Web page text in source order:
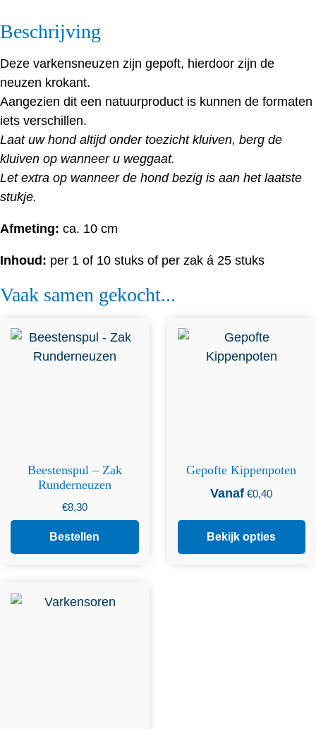
Beschrijving
Deze varkensneuzen zijn gepoft, hierdoor zijn de
neuzen krokant.
Aangezien dit een natuurproduct is kunnen de formaten
iets verschillen.
Laat uw hond altijd onder toezicht kluiven, berg de
kluiven op wanneer u weggaat.
Let extra op wanneer de hond bezig is aan het laatste
stukje.
Afmeting: ca. 10 cm
Inhoud: per 1 of 10 stuks of per zak á 25 stuks
Vaak samen gekocht...
Beestenspul – Zak
Runderneuzen
€8,30
Bestellen
Gepofte Kippenpoten
Vanaf €0,40
Bekijk opties
meerdere variaties. Deze
optie kan gekozen worden
meerdere variaties. Deze